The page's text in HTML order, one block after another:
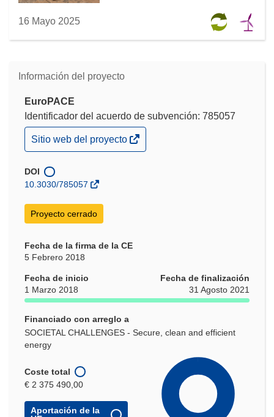
16 Mayo 2025
Información del proyecto
EuroPACE
Identificador del acuerdo de subvención: 785057
(se
abrirá
una
nueva
Sitio web del proyecto
DOI
10.3030/785057
Proyecto cerrado
Fecha de la firma de la CE
5 Febrero 2018
Fecha de inicio
1 Marzo 2018
Fecha de finalización
31 Agosto 2021
Financiado con arreglo a
SOCIETAL CHALLENGES - Secure, clean and efficient
energy
Coste total
€ 2 375 490,00
Aportación de la